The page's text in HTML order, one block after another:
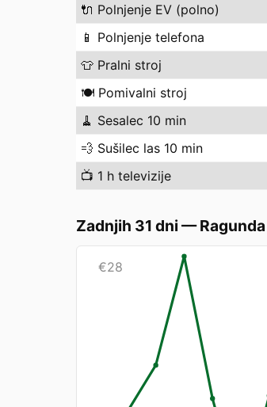
🔌 Polnjenje EV (polno)
📱 Polnjenje telefona
👕 Pralni stroj
🍽️ Pomivalni stroj
🧹 Sesalec 10 min
💨 Sušilec las 10 min
📺 1 h televizije
Zadnjih 31 dni —Ragunda
€28